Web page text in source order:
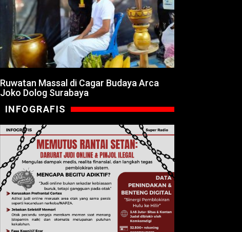
Ruwatan Massal di Cagar Budaya Arca
Joko Dolog Surabaya
INFOGRAFIS